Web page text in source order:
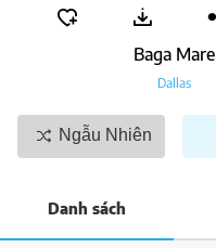
Baga Mare
Dallas
Ngẫu Nhiên
Danh sách